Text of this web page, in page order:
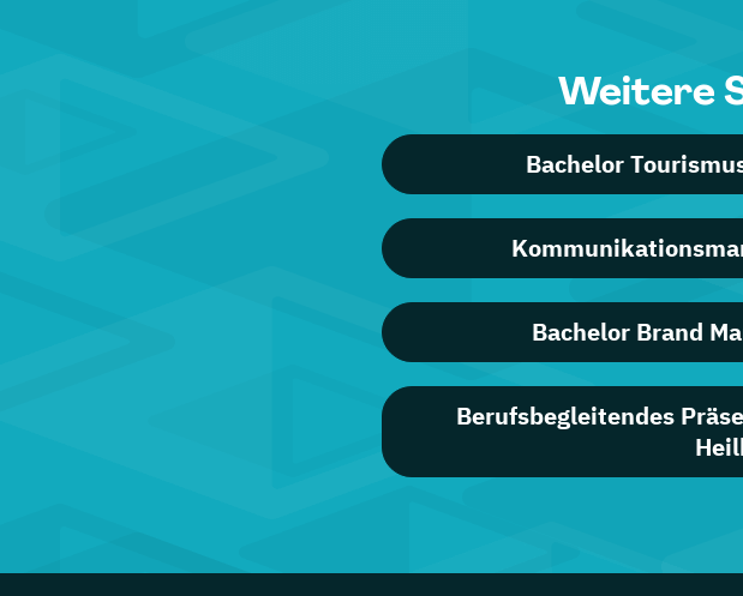
Weitere
Bachelor
Bachelor Brand
Berufsbegleitendes